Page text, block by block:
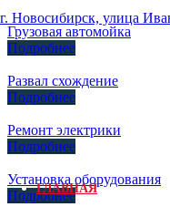
г. Новосибирск, улица
ГЛАВНАЯ
Грузовая автомойка
Подробнее
Развал схождение
Подробнее
Ремонт электрики
Подробнее
Установка оборудования
Подробнее